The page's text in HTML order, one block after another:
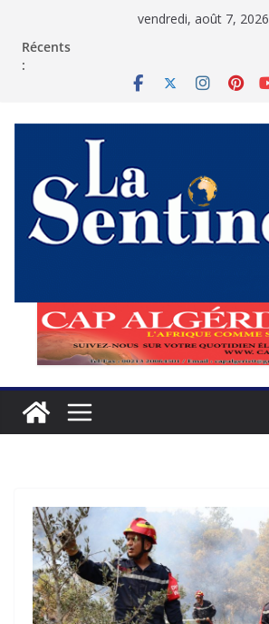
vendredi, août 7, 2026
Récents
: